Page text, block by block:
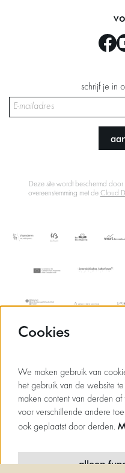
schrijf je in
Deze site wordt beschermd
overeenstemming met de Cloud
Cookies
We maken gebruik van
het gebruik van de website
maken content van derden
voor verschillende andere
ook geplaatst door derden.
alleen